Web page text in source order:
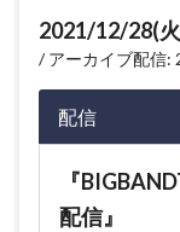
2021/12/28(
アーカイブ配信:
配信
『
配信』